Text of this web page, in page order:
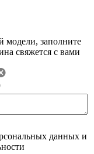
модели, заполните
свяжется с вами
данных и